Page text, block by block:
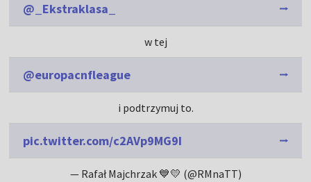
@_Ekstraklasa_
w tej
@europacnfleague
i podtrzymuj to.
pic.twitter.com/c2AVp9MG9I
— Rafał Majchrzak 💙💛 (@RMnaTT)